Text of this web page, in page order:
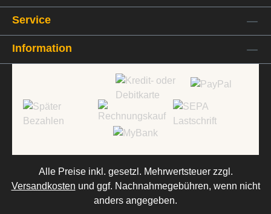
Service
Information
Alle Preise inkl. gesetzl. Mehrwertsteuer zzgl.
Versandkosten und ggf. Nachnahmegebühren, wenn nicht
anders angegeben.